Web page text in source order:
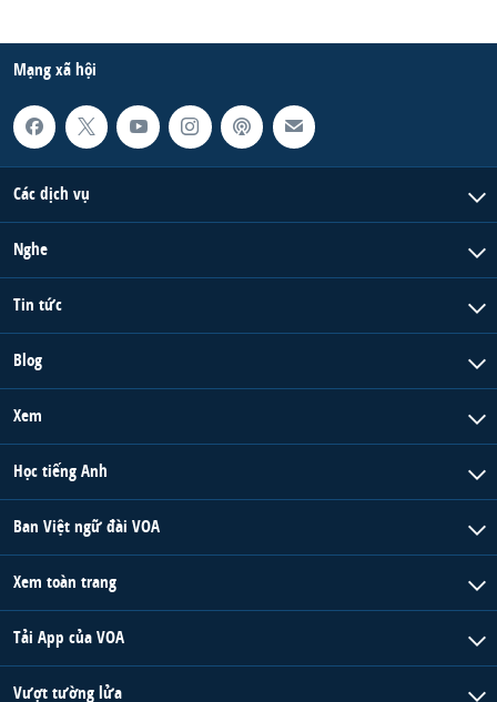
Mạng xã hội
Các dịch vụ
Nghe
Tin tức
Blog
Xem
Học tiếng Anh
Ban Việt ngữ đài VOA
Xem toàn trang
Tải App của VOA
Vượt tường lửa